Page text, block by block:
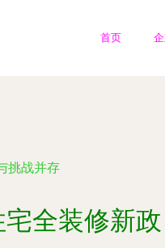
首页
挑战并存
全装修新